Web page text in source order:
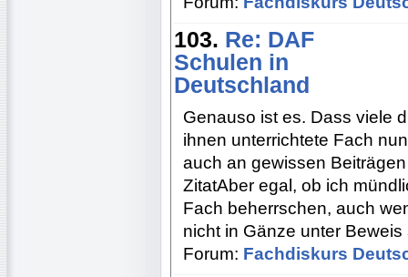
103. Re: DAF
Schulen in
Deutschland
Genauso ist es. Dass viele
ihnen unterrichtete Fach
auch an gewissen
ZitatAber egal, ob ich
Fach beherrschen, auch
nicht in Gänze unter
Forum: Fachdiskurs